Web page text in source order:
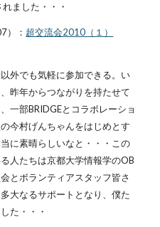
ました・・・
）： 超交流会2010（１）
外でも気軽に参加できる。い
昨年からつながりを持たせて
一部BRIDGEとコラボレーショ
今村げんちゃんをはじめとす
に素晴らしいなと・・・この
人たちは京都大学情報学のOB
とボランティアスタッフ皆さ
大なるサポートとなり、僕た
た・・・